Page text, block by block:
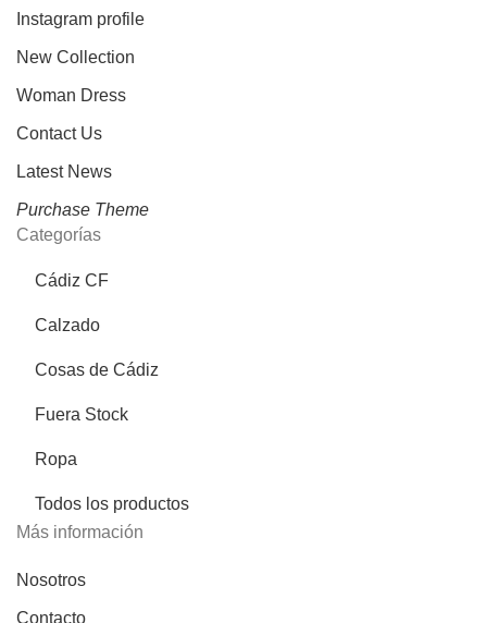
Instagram profile
New Collection
Woman Dress
Contact Us
Latest News
Purchase Theme
Categorías
Cádiz CF
Calzado
Cosas de Cádiz
Fuera Stock
Ropa
Todos los productos
Más información
Nosotros
Contacto